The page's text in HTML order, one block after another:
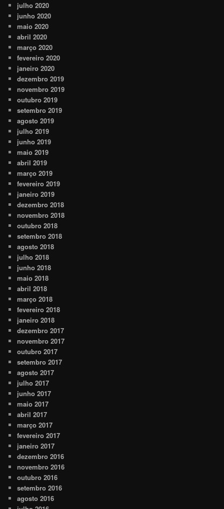
julho 2020
junho 2020
maio 2020
abril 2020
março 2020
fevereiro 2020
janeiro 2020
dezembro 2019
novembro 2019
outubro 2019
setembro 2019
agosto 2019
julho 2019
junho 2019
maio 2019
abril 2019
março 2019
fevereiro 2019
janeiro 2019
dezembro 2018
novembro 2018
outubro 2018
setembro 2018
agosto 2018
julho 2018
junho 2018
maio 2018
abril 2018
março 2018
fevereiro 2018
janeiro 2018
dezembro 2017
novembro 2017
outubro 2017
setembro 2017
agosto 2017
julho 2017
junho 2017
maio 2017
abril 2017
março 2017
fevereiro 2017
janeiro 2017
dezembro 2016
novembro 2016
outubro 2016
setembro 2016
agosto 2016